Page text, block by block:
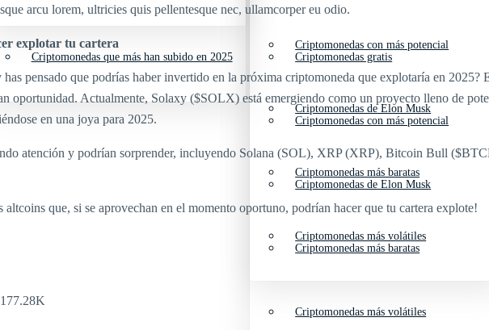
Criptomonedas con más potencial
Criptomonedas de Elon Musk
Criptomonedas más baratas
Criptomonedas más volátiles
Criptomonedas que más han subido en 2025 Criptomonedas gratis
Criptomonedas con más potencial
Criptomonedas de Elon Musk
Criptomonedas más baratas
Criptomonedas más volátiles
arcu lorem, ultricies quis pellentesque nec, ullamcorper eu odio.
explotar tu cartera
has pensado que podrías haber invertido en la próxima criptomoneda que explotaría en
oportunidad. Actualmente, Solaxy ($SOLX) está emergiendo como un proyecto lleno de
en una joya para 2025.
atención y podrían sorprender, incluyendo Solana (SOL), XRP (XRP), Bitcoin Bull
altcoins que, si se aprovechan en el momento oportuno, podrían hacer que tu cartera explote!